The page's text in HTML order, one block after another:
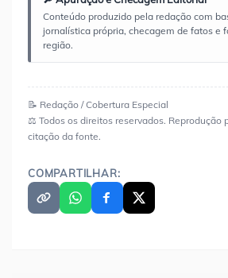
Conteúdo produzido pela redação com
jornalística própria, checagem de fatos e
região.
📝 Redação / Cobertura Especial
⚖️ Todos os direitos reservados. Reprodução
citação da fonte.
COMPARTILHAR: